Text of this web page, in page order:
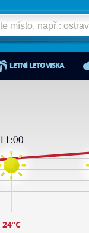
LETNÍ LETOVISKA
11:00
24°C